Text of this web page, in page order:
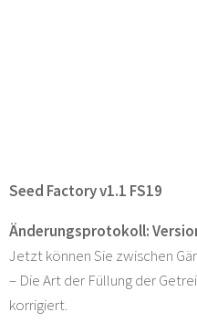
Seed Factory v1.1 FS19
Änderungsprotokoll:
Jetzt können Sie zwischen
– Die Art der Füllung der
korrigiert.